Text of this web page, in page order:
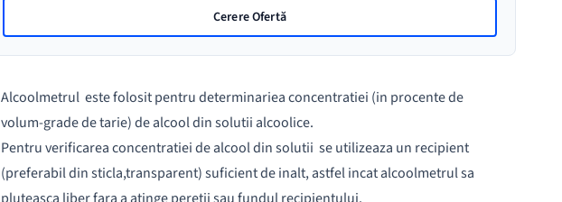
Alcoolmetrul este folosit pentru determinariea concentratiei (in procente de
volum-grade de tarie) de alcool din solutii alcoolice.
Pentru verificarea concentratiei de alcool din solutii se utilizeaza un recipient
(preferabil din sticla,transparent) suficient de inalt, astfel incat alcoolmetrul sa
Cerere Ofertă